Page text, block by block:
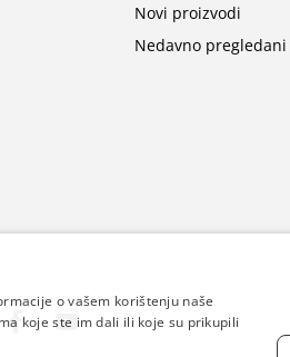
Novi proizvodi
Nedavno
o vašem korištenju naše
koje ste im dali ili koje su prikupili